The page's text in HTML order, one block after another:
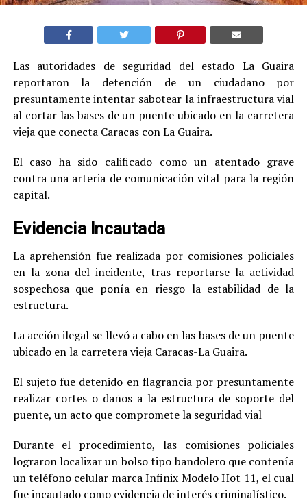
Las autoridades de seguridad del estado La Guaira
reportaron la detención de un ciudadano por
presuntamente intentar sabotear la infraestructura vial
al cortar las bases de un puente ubicado en la carretera
vieja que conecta Caracas con La Guaira.
El caso ha sido calificado como un atentado grave
contra una arteria de comunicación vital para la región
capital.
Evidencia Incautada
La aprehensión fue realizada por comisiones policiales
en la zona del incidente, tras reportarse la actividad
sospechosa que ponía en riesgo la estabilidad de la
estructura.
La acción ilegal se llevó a cabo en las bases de un puente
ubicado en la carretera vieja Caracas-La Guaira.
El sujeto fue detenido en flagrancia por presuntamente
realizar cortes o daños a la estructura de soporte del
puente, un acto que compromete la seguridad vial
Durante el procedimiento, las comisiones policiales
lograron localizar un bolso tipo bandolero que contenía
un teléfono celular marca Infinix Modelo Hot 11, el cual
fue incautado como evidencia de interés criminalístico.